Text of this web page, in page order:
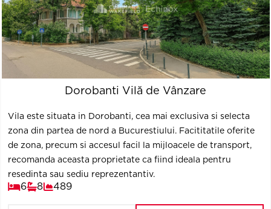
Dorobanti Vilă de Vânzare
Vila este situata in Dorobanti, cea mai exclusiva si selecta
zona din partea de nord a Bucurestiului. Facititatile oferite
de zona, precum si accesul facil la mijloacele de transport,
recomanda aceasta proprietate ca fiind ideala pentru
resedinta sau sediu reprezentantiv.
6 8 489